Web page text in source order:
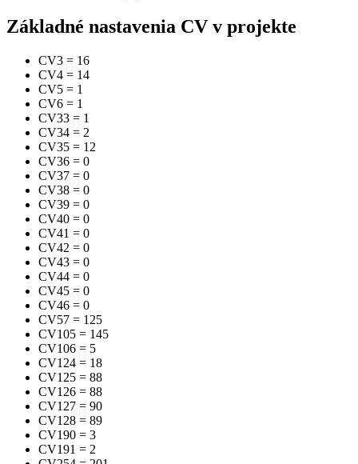
Základné nastavenia CV v projekte
CV3 = 16
CV4 = 14
CV5 = 1
CV6 = 1
CV33 = 1
CV34 = 2
CV35 = 12
CV36 = 0
CV37 = 0
CV38 = 0
CV39 = 0
CV40 = 0
CV41 = 0
CV42 = 0
CV43 = 0
CV44 = 0
CV45 = 0
CV46 = 0
CV57 = 125
CV105 = 145
CV106 = 5
CV124 = 18
CV125 = 88
CV126 = 88
CV127 = 90
CV128 = 89
CV190 = 3
CV191 = 2